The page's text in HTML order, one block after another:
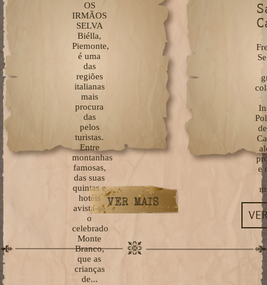
OS
IRMÃOS
SELVA
Biélla,
Piemonte,
é uma
das
regiões
italianas
mais
procura
das
pelos
turistas.
Entre
montanhas
famosas,
das suas
quintas e
hotéis
avista-se
o
celebrado
Monte
Branco,
que as
crianças
de...
e